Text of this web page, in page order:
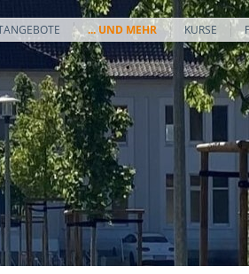
... UND MEHR KURSE